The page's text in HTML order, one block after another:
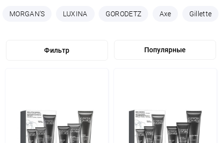
MORGAN'S LUXINA GORODETZ Axe Gillette
Фильтр